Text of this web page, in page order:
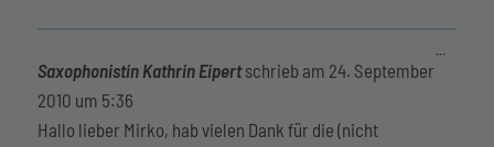
Saxophonistin Kathrin Eipertschrieb am 24. September
2010 um 5:36
Hallo lieber Mirko, hab vielen Dank für die (nicht